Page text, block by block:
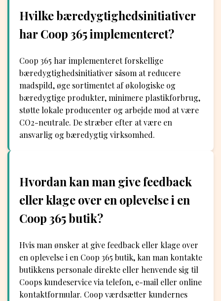
Hvilke bæredygtighedsinitiativer
har Coop 365 implementeret?
Coop 365 har implementeret forskellige
bæredygtighedsinitiativer såsom at reducere
madspild, øge sortimentet af økologiske og
bæredygtige produkter, minimere plastikforbrug,
støtte lokale producenter og arbejde mod at være
CO2-neutrale. De stræber efter at være en
ansvarlig og bæredygtig virksomhed.
Hvordan kan man give feedback
eller klage over en oplevelse i en
Coop 365 butik?
Hvis man ønsker at give feedback eller klage over
en oplevelse i en Coop 365 butik, kan man kontakte
butikkens personale direkte eller henvende sig til
Coops kundeservice via telefon, e-mail eller online
kontaktformular. Coop værdsætter kundernes